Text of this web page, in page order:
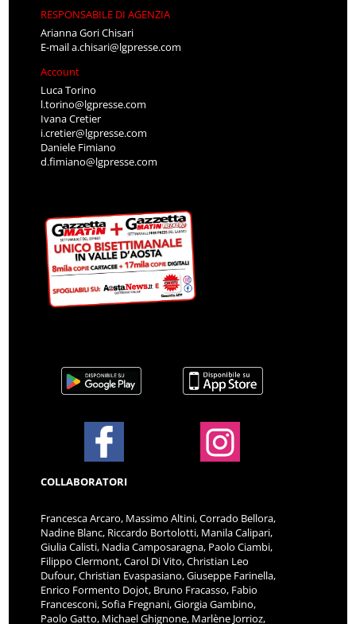
RESPONSABILE DI AGENZIA
Arianna Gori Chisari
E-maila.chisari@lgpresse.com
Account
Luca Torino
l.torino@lgpresse.com
Ivana Cretier
i.cretier@lgpresse.com
Daniele Fimiano
d.fimiano@lgpresse.com
COLLABORATORI
Francesca Arcaro, Massimo Altini, Corrado Bellora,
Nadine Blanc, Riccardo Bortolotti, Manila Calipari,
Giulia Calisti, Nadia Camposaragna, Paolo Ciambi,
Filippo Clermont, Carol Di Vito, Christian Leo
Dufour, Christian Evaspasiano, Giuseppe Farinella,
Enrico Formento Dojot, Bruno Fracasso, Fabio
Francesconi, Sofia Fregnani, Giorgia Gambino,
Paolo Gatto, Michael Ghignone, Marlène Jorrioz,